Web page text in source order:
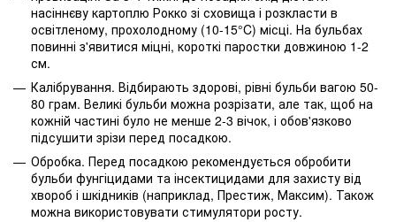
насіннєву картоплю Рокко зі сховища і розкласти в
освітленому, прохолодному (10-15°C) місці. На бульбах
повинні з'явитися міцні, короткі паростки довжиною 1-2
см.
Калібрування. Відбирають здорові, рівні бульби вагою 50-
80 грам. Великі бульби можна розрізати, але так, щоб на
кожній частині було не менше 2-3 вічок, і обов'язково
підсушити зрізи перед посадкою.
Обробка. Перед посадкою рекомендується обробити
бульби фунгіцидами та інсектицидами для захисту від
хвороб і шкідників (наприклад, Престиж, Максим). Також
можна використовувати стимулятори росту.